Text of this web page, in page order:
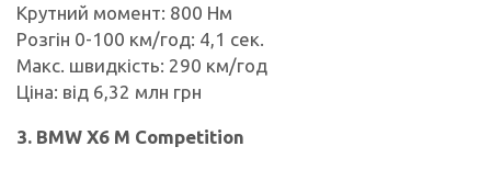
Крутний момент: 800 Нм
Розгін 0-100 км/год: 4,1 сек.
Макс. швидкість: 290 км/год
Ціна: від 6,32 млн грн
3. BMW X6 M Competition